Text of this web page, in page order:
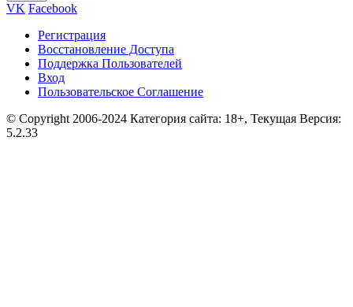
VK Facebook
Регистрация
Восстановление Доступа
Поддержка Пользователей
Вход
Пользовательское Соглашение
© Copyright 2006-2024 Категория сайта: 18+, Текущая Версия:
5.2.33